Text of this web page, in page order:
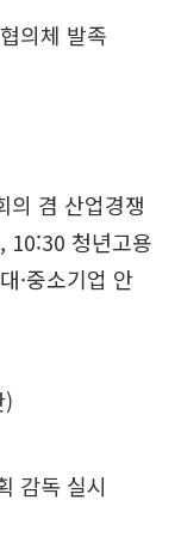
의체 발족
겸 산업경쟁
10:30 청년고용
·중소기업 안
감독 실시